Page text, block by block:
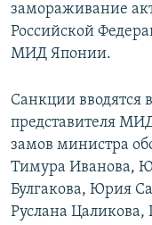
замораживание
Российской
МИД Японии.
Санкции вводятся
представителя
замов министра
Тимура Иванова,
Булгакова, Юрия
Руслана